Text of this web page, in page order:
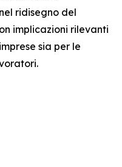
ridisegno del
implicazioni rilevanti
sia per le